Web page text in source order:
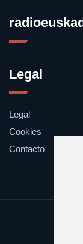
Legal
Legal
Cookies
Contacto